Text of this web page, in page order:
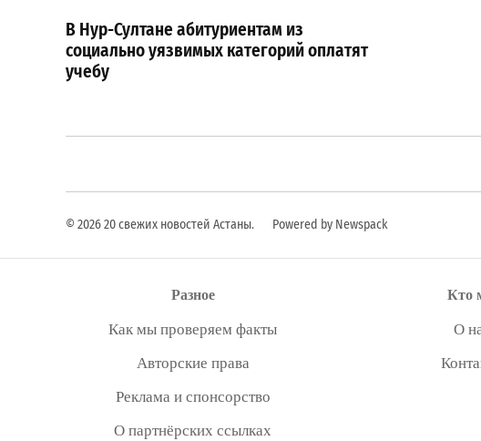
записям
В Нур-Султане абитуриентам из
социально уязвимых категорий оплатят
учебу
© 2026 20 свежих новостей Астаны. Powered by Newspack
Разное
Как мы проверяем факты
Авторские права
Реклама и спонсорство
О партнёрских ссылках
Кто
О